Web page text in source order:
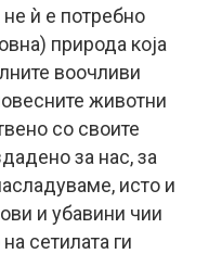
ѝ е потребно
природа која
воочливи
животни
со своите
за нас, за
исто и
и убавини чии
сетилата ги